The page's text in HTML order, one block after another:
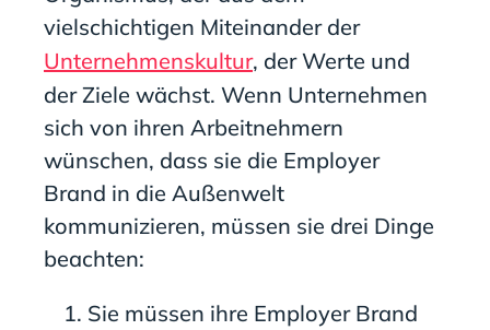
vielschichtigen Miteinander der
Unternehmenskultur, der Werte und
der Ziele wächst. Wenn Unternehmen
sich von ihren Arbeitnehmern
wünschen, dass sie die Employer
Brand in die Außenwelt
kommunizieren, müssen sie drei Dinge
beachten:
Sie müssen ihre Employer Brand